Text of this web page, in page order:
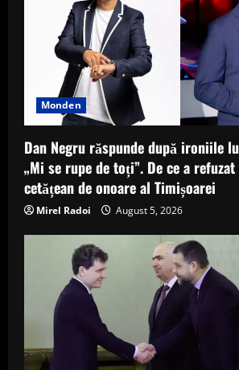
Monden
Dan Negru răspunde după ironiile
„Mi se rupe de toți”. De ce a
cetățean de onoare al Timișoarei
Mirel Radoi August 5, 2026